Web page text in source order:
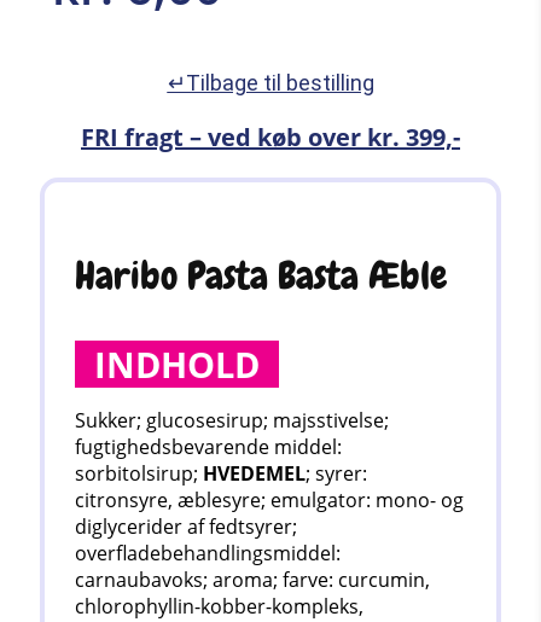
↵Tilbage til bestilling
FRI fragt – ved køb over kr. 399,-
Haribo Pasta Basta Æble
INDHOLD
Sukker; glucosesirup; majsstivelse;
fugtighedsbevarende middel:
sorbitolsirup; HVEDEMEL; syrer:
citronsyre, æblesyre; emulgator: mono- og
diglycerider af fedtsyrer;
overfladebehandlingsmiddel:
carnaubavoks; aroma; farve: curcumin,
chlorophyllin-kobber-kompleks,